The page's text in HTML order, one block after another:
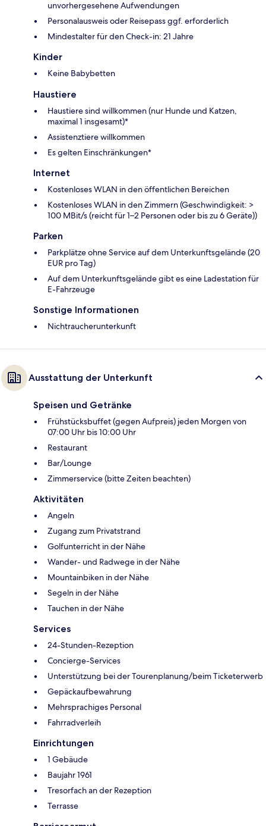
unvorhergesehene Aufwendungen
Personalausweis oder Reisepass ggf. erforderlich
Mindestalter für den Check-in: 21 Jahre
Kinder
Keine Babybetten
Haustiere
Haustiere sind willkommen (nur Hunde und Katzen,
maximal 1 insgesamt)*
Assistenztiere willkommen
Es gelten Einschränkungen*
Internet
Kostenloses WLAN in den öffentlichen Bereichen
Kostenloses WLAN in den Zimmern (Geschwindigkeit: >
100 MBit/s (reicht für 1–2 Personen oder bis zu 6 Geräte))
Parken
Parkplätze ohne Service auf dem Unterkunftsgelände (20
EUR pro Tag)
Auf dem Unterkunftsgelände gibt es eine Ladestation für
E-Fahrzeuge
Sonstige Informationen
Nichtraucherunterkunft
Ausstattung der Unterkunft
Speisen und Getränke
Frühstücksbuffet (gegen Aufpreis) jeden Morgen von
07:00 Uhr bis 10:00 Uhr
Restaurant
Bar/Lounge
Zimmerservice (bitte Zeiten beachten)
Aktivitäten
Angeln
Zugang zum Privatstrand
Golfunterricht in der Nähe
Wander- und Radwege in der Nähe
Mountainbiken in der Nähe
Segeln in der Nähe
Tauchen in der Nähe
Services
24-Stunden-Rezeption
Concierge-Services
Unterstützung bei der Tourenplanung/beim Ticketerwerb
Gepäckaufbewahrung
Mehrsprachiges Personal
Fahrradverleih
Einrichtungen
1 Gebäude
Baujahr 1961
Tresorfach an der Rezeption
Terrasse